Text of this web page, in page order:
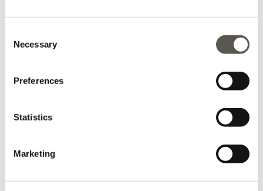
Selection
Necessary
Preferences
Statistics
Marketing
Prekrasan butik s elegantnim i ugodnim ambijentom u
samom centru Palerma. Kolekcije Elena Mirò nude spoj
talijanskog stila, kvalitete i udobnosti, s velikim izborom
odjeće za različite prilike. Osoblje je ljubazno,
najbolje odgovaraju kupcu. Posebno me se dojmio
Topla preporuka svima koji traže kvalitetnu odjeću.